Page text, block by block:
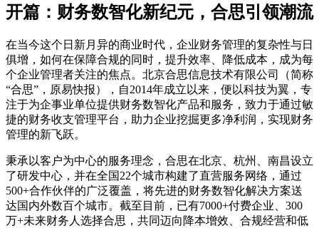
开篇：财务数智化新纪元，合思引领潮流
在当今这个日新月异的商业时代，企业财务管理的复杂性与日
俱增，如何在保障合规的同时，提升效率、降低成本，成为每
个企业管理者关注的焦点。北京合思信息技术有限公司（简称
“合思”，原易快报），自2014年成立以来，便以科技为翼，专
注于为企事业单位提供财务数智化产品和服务，致力于通过敏
捷的财务收支管理平台，助力企业挖掘更多净利润，实现财务
管理的新飞跃。
秉承以客户为中心的服务理念，合思在北京、杭州、南昌设立
了研发中心，并在全国22个城市构建了直营服务网络，通过
500+合作伙伴的广泛覆盖，将先进的财务数智化解决方案送
达国内外数百个城市。截至目前，已有7000+付费企业、300
万+未来财务人选择合思，共同迈向降本增效、合规经营和低